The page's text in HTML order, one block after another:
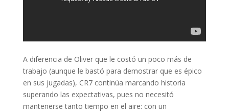
A diferencia de Oliver que le costó un poco más de
trabajo (aunque le bastó para demostrar que es épico
en sus jugadas), CR7 continúa marcando historia
superando las expectativas, pues no necesitó
mantenerse tanto tiempo en el aire: con un